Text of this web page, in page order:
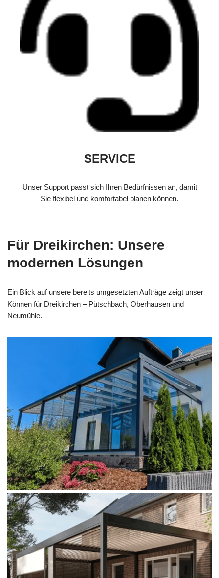
SERVICE
Unser Support passt sich Ihren Bedürfnissen an, damit
Sie flexibel und komfortabel planen können.
Für Dreikirchen: Unsere
modernen Lösungen
Ein Blick auf unsere bereits umgesetzten Aufträge zeigt unser
Können für Dreikirchen – Pütschbach, Oberhausen und
Neumühle.